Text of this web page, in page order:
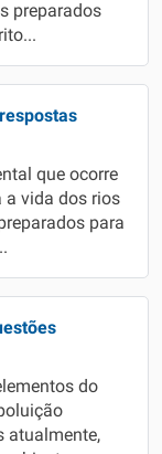
preparados
que ocorre
a vida dos rios
para
do
atualmente,